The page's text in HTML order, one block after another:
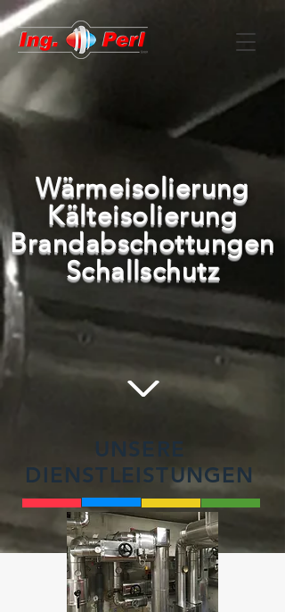
Wärmeisolierung
Kälteisolierung
Brandabschottungen
Schallschutz
UNSERE
DIENSTLEISTUNGEN